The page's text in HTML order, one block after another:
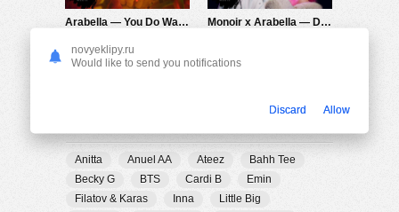
Arabella — You Do Want Me
Monoir x Arabella — Dubai
Anitta Anuel AA Ateez
Bahh Tee
Becky G
BTS Cardi B
Emin
Filatov & Karas
Inna
Little Big
novyeklipy.ru
Would like to send you notifications
Discard Allow